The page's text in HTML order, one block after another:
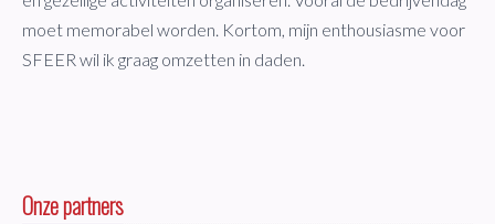
moet memorabel worden. Kortom, mijn enthousiasme voor
SFEER wil ik graag omzetten in daden.
Onze partners